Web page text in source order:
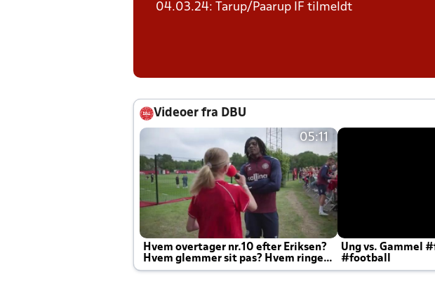
04.03.24: Tarup/Paarup IF tilmeldt
Videoer fra DBU
05:11
Hvem overtager nr.10 efter Eriksen?
Hvem glemmer sit pas? Hvem ringer
Joachim altid til efter kampe?
Ung vs. Gammel
#football